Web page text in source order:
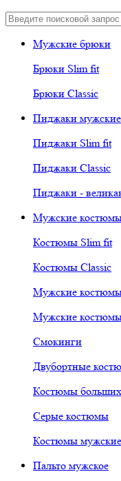
Мужские брюки
Брюки Slim fit
Брюки Classic
Пиджаки мужские
Пиджаки Slim fit
Пиджаки Classic
Пиджаки -
Мужские
Костюмы Slim fit
Костюмы Classic
Мужские
Мужские
Смокинги
Двубортные
Костюмы больших
Серые костюмы
Костюмы мужские
Пальто мужское